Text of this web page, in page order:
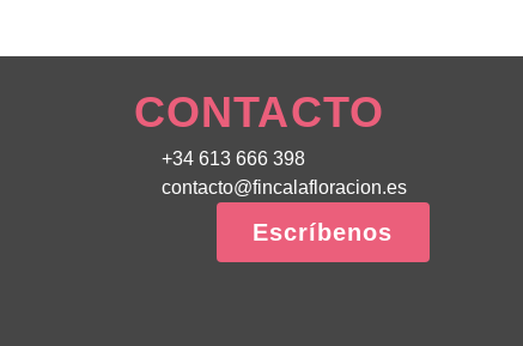
CONTACTO
+34 613 666 398
contacto@fincalafloracion.es
Escríbenos